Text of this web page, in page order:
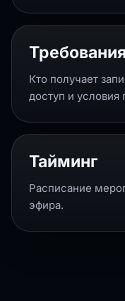
Кто получает
доступ и условия
Тайминг
Расписание
эфира.